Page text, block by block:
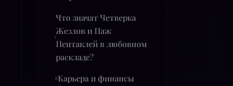
Жезлов и Паж
Пентаклей в любовном
раскладе?